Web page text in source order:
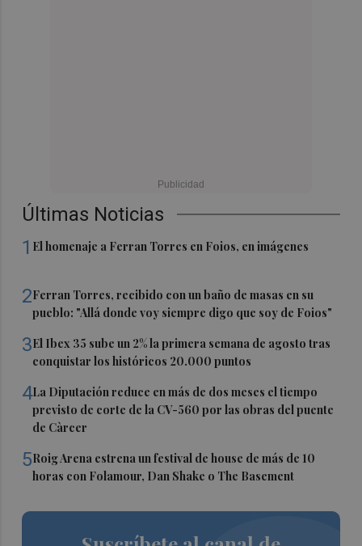
Últimas Noticias
1 El homenaje a Ferran Torres en Foios, en imágenes
2Ferran Torres, recibido con un baño de masas en su
pueblo: "Allá donde voy siempre digo que soy de Foios"
3El Ibex 35 sube un 2% la primera semana de agosto tras
conquistar los históricos 20.000 puntos
4La Diputación reduce en más de dos meses el tiempo
previsto de corte de la CV-560 por las obras del puente
de Càrcer
5Roig Arena estrena un festival de house de más de 10
horas con Folamour, Dan Shake o The Basement